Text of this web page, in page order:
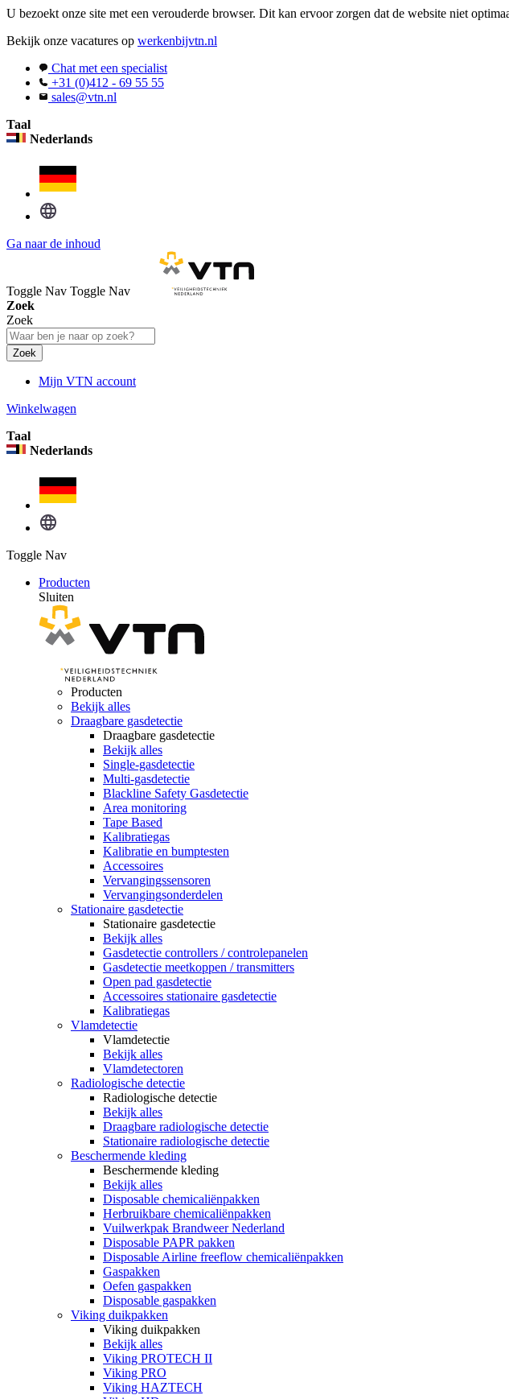
U bezoekt onze site met een verouderde browser. Dit kan ervoor zorgen dat de website niet
Bekijk onze vacatures op werkenbijvtn.nl
Chat met een specialist
+31 (0)412 - 69 55 55
sales@vtn.nl
Taal
Nederlands
Ga naar de inhoud
Toggle Nav Toggle Nav
Zoek
Zoek
Zoek
Mijn VTN account
Winkelwagen
Taal
Nederlands
Toggle Nav
Producten
Sluiten
Producten
Bekijk alles
Draagbare gasdetectie
Draagbare gasdetectie
Bekijk alles
Single-gasdetectie
Multi-gasdetectie
Blackline Safety Gasdetectie
Area monitoring
Tape Based
Kalibratiegas
Kalibratie en bumptesten
Accessoires
Vervangingssensoren
Vervangingsonderdelen
Stationaire gasdetectie
Stationaire gasdetectie
Bekijk alles
Gasdetectie controllers / controlepanelen
Gasdetectie meetkoppen / transmitters
Open pad gasdetectie
Accessoires stationaire gasdetectie
Kalibratiegas
Vlamdetectie
Vlamdetectie
Bekijk alles
Vlamdetectoren
Radiologische detectie
Radiologische detectie
Bekijk alles
Draagbare radiologische detectie
Stationaire radiologische detectie
Beschermende kleding
Beschermende kleding
Bekijk alles
Disposable chemicaliënpakken
Herbruikbare chemicaliënpakken
Vuilwerkpak Brandweer Nederland
Disposable PAPR pakken
Disposable Airline freeflow chemicaliënpakken
Gaspakken
Oefen gaspakken
Disposable gaspakken
Viking duikpakken
Viking duikpakken
Bekijk alles
Viking PROTECH II
Viking PRO
Viking HAZTECH